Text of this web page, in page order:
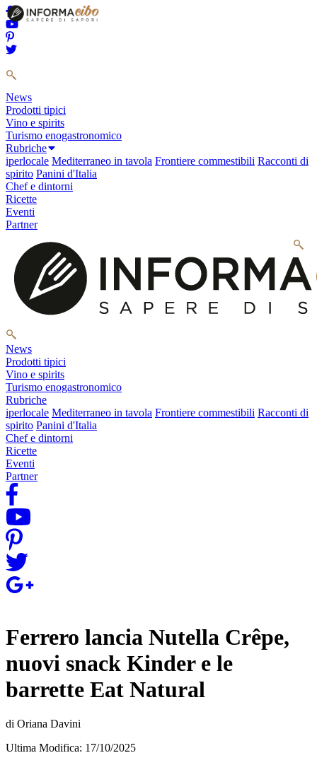
News
Prodotti tipici
Vino e spirits
Turismo enogastronomico
Rubriche
iperlocale Mediterraneo in tavola Frontiere commestibili Racconti di
spirito Panini d'Italia
Chef e dintorni
Ricette
Eventi
Partner
News
Prodotti tipici
Vino e spirits
Turismo enogastronomico
Rubriche
iperlocale Mediterraneo in tavola Frontiere commestibili Racconti di
spirito Panini d'Italia
Chef e dintorni
Ricette
Eventi
Partner
Ferrero lancia Nutella Crêpe,
nuovi snack Kinder e le
barrette Eat Natural
di Oriana Davini
Ultima Modifica: 17/10/2025